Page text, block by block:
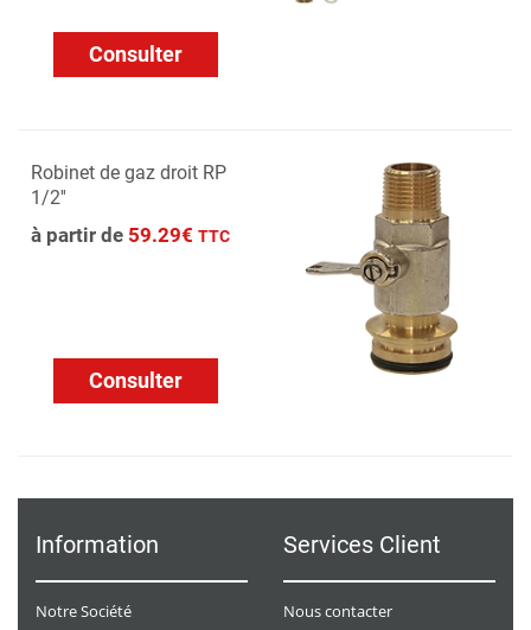
Consulter
Robinet de gaz droit RP
1/2''
à partir de 59.29€ TTC
Consulter
Information
Notre Société
Services Client
Nous contacter